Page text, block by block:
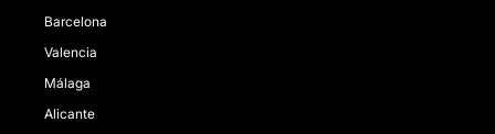
Barcelona
Valencia
Málaga
Alicante